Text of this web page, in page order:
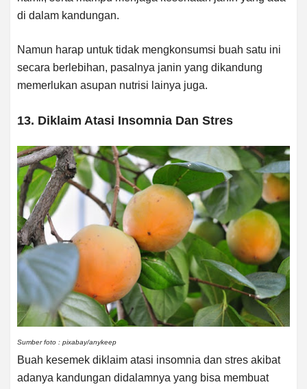
di dalam kandungan.
Namun harap untuk tidak mengkonsumsi buah satu ini
secara berlebihan, pasalnya janin yang dikandung
memerlukan asupan nutrisi lainya juga.
13. Diklaim Atasi Insomnia Dan Stres
Sumber foto : pixabay/anykeep
Buah kesemek diklaim atasi insomnia dan stres akibat
adanya kandungan didalamnya yang bisa membuat